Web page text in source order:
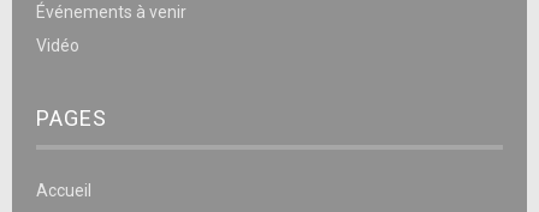
Événements à venir
Vidéo
PAGES
Accueil